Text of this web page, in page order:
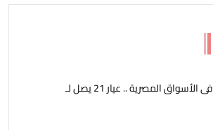
ارتفاع أسعار الذهب فى الأسواق المصرية .. عيار 21 يصل لـ